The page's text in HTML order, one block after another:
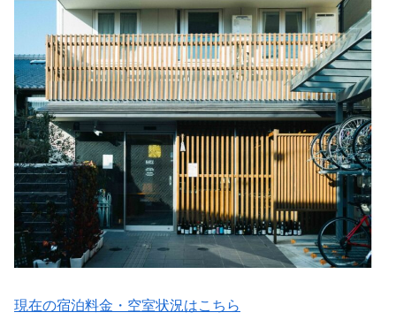
現在の宿泊料金・空室状況はこちら